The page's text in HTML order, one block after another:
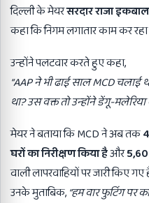
दिल्ली के मेयरसरदार राजा
कहा कि निगम लगातार काम कर
उन्होंने पलटवार करते हुए कहा,
“AAPने भी ढाई साल MCDचलाई
था?उस वक्त तो उन्होंने डेंगू-
मेयर ने बताया कि MCD ने अब तक
घरों का निरीक्षण किया हैऔर
वाली लापरवाहियों पर जारी किए गए
उनके मुताबिक, “हम वार फुटिंग पर